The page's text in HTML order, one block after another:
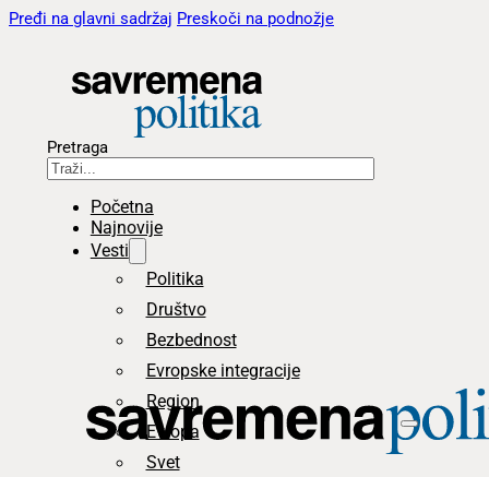
Pređi na glavni sadržaj Preskoči na podnožje
Pretraga
Početna
Najnovije
Vesti
Politika
Društvo
Bezbednost
Evropske integracije
Region
Evropa
Svet